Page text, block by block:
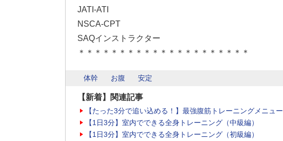
JATI-ATI
NSCA-CPT
SAQインストラクター
＊＊＊＊＊＊＊＊＊＊＊＊＊＊＊＊＊＊＊＊＊
体幹 お腹 安定
【新着】関連記事
【たった3分で追い込める！】最強腹筋トレーニングメニュー
【1日3分】室内でできる全身トレーニング（中級編）
【1日3分】室内でできる全身トレーニング（初級編）